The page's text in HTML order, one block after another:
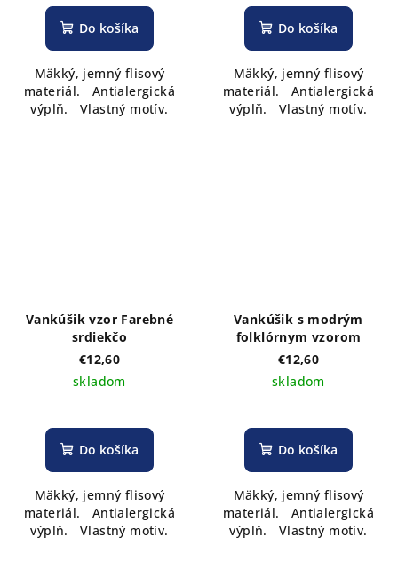
Do košíka
Mäkký, jemný flisový
materiál. Antialergická
výplň. Vlastný motív.
Do košíka
Mäkký, jemný flisový
materiál. Antialergická
výplň. Vlastný motív.
Vankúšik vzor Farebné
srdiekčo
€12,60
skladom
Do košíka
Mäkký, jemný flisový
materiál. Antialergická
výplň. Vlastný motív.
Vankúšik s modrým
folklórnym vzorom
€12,60
skladom
Do košíka
Mäkký, jemný flisový
materiál. Antialergická
výplň. Vlastný motív.